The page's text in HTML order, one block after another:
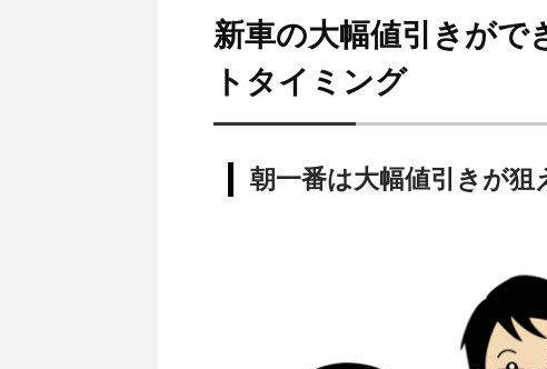
新車の大幅値引きがで
トタイミング
朝一番は大幅値引きが狙